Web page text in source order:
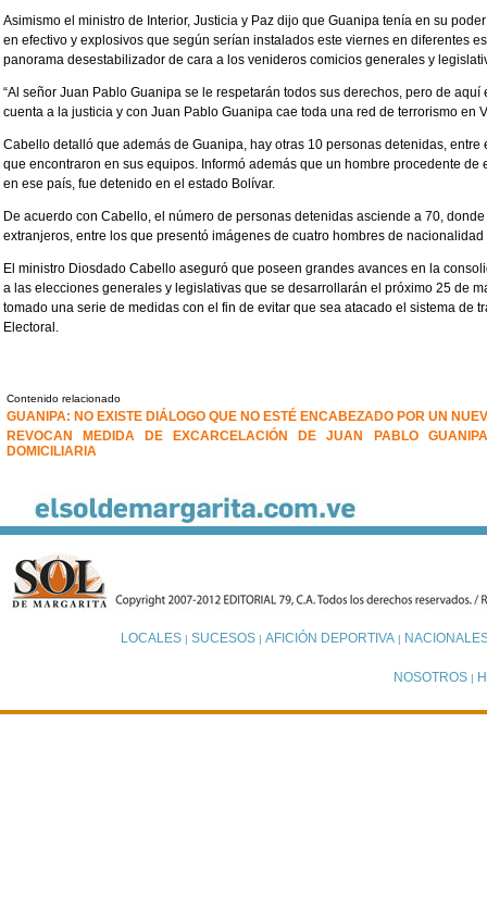
Asimismo el ministro de Interior, Justicia y Paz dijo que Guanipa tenía en su
en efectivo y explosivos que según serían instalados este viernes en diferentes
panorama desestabilizador de cara a los venideros comicios generales y
“Al señor Juan Pablo Guanipa se le respetarán todos sus derechos, pero de
cuenta a la justicia y con Juan Pablo Guanipa cae toda una red de terrorismo en
Cabello detalló que además de Guanipa, hay otras 10 personas detenidas,
que encontraron en sus equipos. Informó además que un hombre procedente de
en ese país, fue detenido en el estado Bolívar.
De acuerdo con Cabello, el número de personas detenidas asciende a 70,
extranjeros, entre los que presentó imágenes de cuatro hombres de nacionalidad
El ministro Diosdado Cabello aseguró que poseen grandes avances en la
a las elecciones generales y legislativas que se desarrollarán el próximo 25 de
tomado una serie de medidas con el fin de evitar que sea atacado el sistema de
Electoral.
Contenido relacionado
GUANIPA: NO EXISTE DIÁLOGO QUE NO ESTÉ ENCABEZADO POR UN
REVOCAN MEDIDA DE EXCARCELACIÓN DE JUAN PABLO
DOMICILIARIA
LOCALES| SUCESOS| AFICIÓN DEPORTIVA|
NOSOTROS |